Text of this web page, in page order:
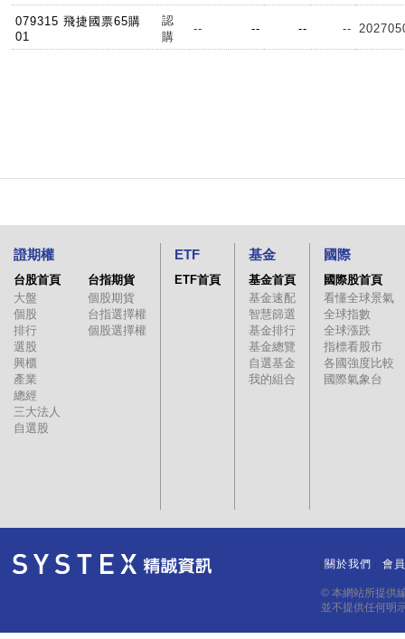
079315 飛捷國票65購
01
認
購
-- -- -- --
證期權
台股首頁
大盤
個股
排行
選股
興櫃
產業
總經
三大法人
自選股
台指期貨
個股期貨
台指選擇權
個股選擇權
ETF
ETF首頁
基金
基金首頁
基金速配
智慧篩選
基金排行
基金總覽
自選基金
我的組合
國際
國際股首頁
看懂全球景氣
全球指數
全球漲跌
指標看股市
各國強度比較
國際氣象台
關於我們 會
© 本網站所提供
並不提供任何明